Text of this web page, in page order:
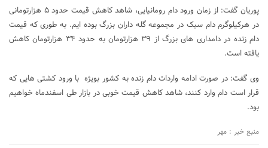
پوریان گفت: از زمان ورود دام رومانیایی، شاهد کاهش قیمت حدود ۵ هزارتومانی
در هرکیلوگرم دام سبک در مجموعه گله داران بزرگ بوده ایم. به طوری که قیمت
دام زنده در دامداری های بزرگ از ۳۹ هزارتومان به حدود ۳۴ هزارتومان کاهش
یافته است.
وی گفت: در صورت ادامه واردات دام زنده به کشور بویژه با ورود کشتی هایی که
قرار است دام وارد کنند، شاهد کاهش قیمت خوبی در بازار طی اسفندماه خواهیم
بود.
منبع خبر : مهر